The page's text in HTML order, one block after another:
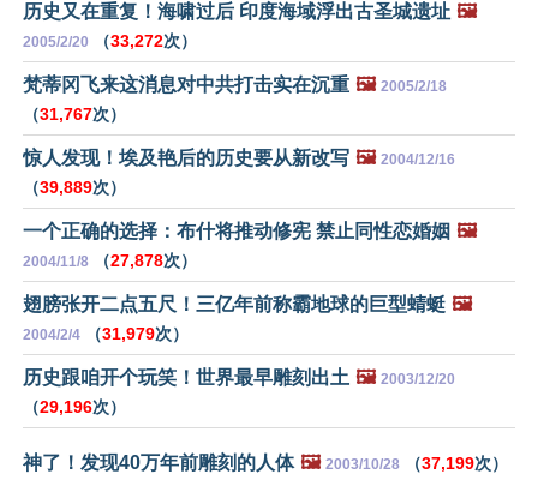
历史又在重复！海啸过后 印度海域浮出古圣城遗址 🖼️
2005/2/20 （33,272次）
梵蒂冈飞来这消息对中共打击实在沉重 🖼️ 2005/2/18
（31,767次）
惊人发现！埃及艳后的历史要从新改写 🖼️ 2004/12/16
（39,889次）
一个正确的选择：布什将推动修宪 禁止同性恋婚姻 🖼️
2004/11/8 （27,878次）
翅膀张开二点五尺！三亿年前称霸地球的巨型蜻蜓 🖼️
2004/2/4 （31,979次）
历史跟咱开个玩笑！世界最早雕刻出土 🖼️ 2003/12/20
（29,196次）
神了！发现40万年前雕刻的人体 🖼️ 2003/10/28 （37,199次）